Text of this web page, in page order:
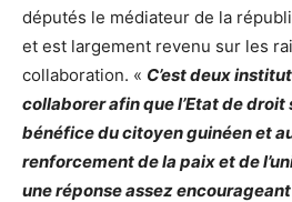
députés le médiateur de la
et est largement revenu sur les
collaboration. « C’est deux
collaborer afin que l’Etat de droit
bénéfice du citoyen guinéen et
renforcement de la paix et de
une réponse assez encourageant